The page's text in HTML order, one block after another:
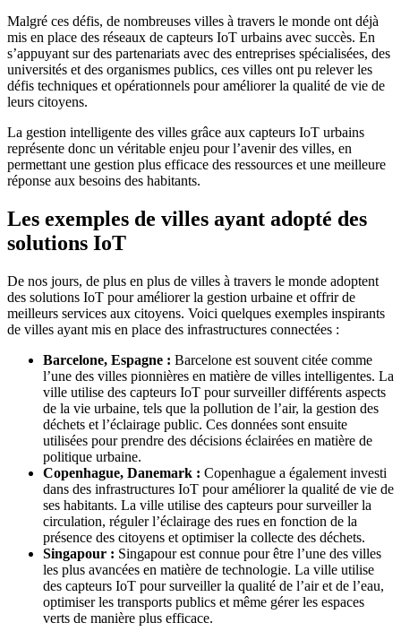
Malgré ces défis, de nombreuses villes à travers le monde ont déjà
mis en place des réseaux de capteurs IoT urbains avec succès. En
s’appuyant sur des partenariats avec des entreprises spécialisées, des
universités et des organismes publics, ces villes ont pu relever les
défis techniques et opérationnels pour améliorer la qualité de vie de
leurs citoyens.
La gestion intelligente des villes grâce aux capteurs IoT urbains
représente donc un véritable enjeu pour l’avenir des villes, en
permettant une gestion plus efficace des ressources et une meilleure
réponse aux besoins des habitants.
Les exemples de villes ayant adopté des
solutions IoT
De nos jours, de plus en plus de villes à travers le monde adoptent
des solutions IoT pour améliorer la gestion urbaine et offrir de
meilleurs services aux citoyens. Voici quelques exemples inspirants
de villes ayant mis en place des infrastructures connectées :
Barcelone, Espagne : Barcelone est souvent citée comme
l’une des villes pionnières en matière de villes intelligentes. La
ville utilise des capteurs IoT pour surveiller différents aspects
de la vie urbaine, tels que la pollution de l’air, la gestion des
déchets et l’éclairage public. Ces données sont ensuite
utilisées pour prendre des décisions éclairées en matière de
politique urbaine.
Copenhague, Danemark : Copenhague a également investi
dans des infrastructures IoT pour améliorer la qualité de vie de
ses habitants. La ville utilise des capteurs pour surveiller la
circulation, réguler l’éclairage des rues en fonction de la
présence des citoyens et optimiser la collecte des déchets.
Singapour : Singapour est connue pour être l’une des villes
les plus avancées en matière de technologie. La ville utilise
des capteurs IoT pour surveiller la qualité de l’air et de l’eau,
optimiser les transports publics et même gérer les espaces
verts de manière plus efficace.